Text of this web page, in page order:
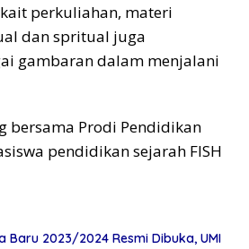
perkuliahan, materi
dan spritual juga
gambaran dalam menjalani
bersama Prodi Pendidikan
pendidikan sejarah FISH
Baru 2023/2024 Resmi Dibuka, UMI